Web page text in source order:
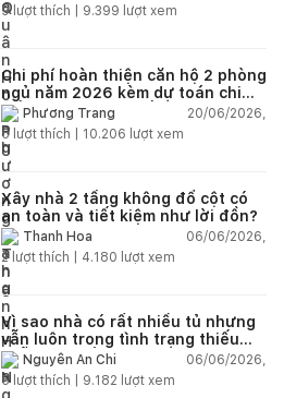
9lượt thích | 9.399 lượt xem
Chi phí hoàn thiện căn hộ 2 phòng
ngủ năm 2026 kèm dự toán chi
tiết và ví dụ thực tế
Phương Trang
20/06/2026,
5 lượt thích | 10.206 lượt xem
Xây nhà 2 tầng không đổ cột có
an toàn và tiết kiệm như lời đồn?
Thanh Hoa
06/06/2026,
2lượt thích | 4.180 lượt xem
Vì sao nhà có rất nhiều tủ nhưng
vẫn luôn trong tình trạng thiếu
chỗ chứa đồ?
Nguyễn An Chi
06/06/2026,
5lượt thích | 9.182 lượt xem